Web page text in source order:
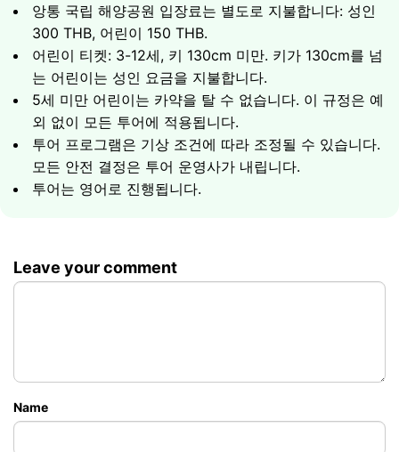
앙통 국립 해양공원 입장료는 별도로 지불합니다: 성인
300 THB, 어린이 150 THB.
어린이 티켓: 3-12세, 키 130cm 미만. 키가 130cm를 넘
는 어린이는 성인 요금을 지불합니다.
5세 미만 어린이는 카약을 탈 수 없습니다. 이 규정은 예
외 없이 모든 투어에 적용됩니다.
투어 프로그램은 기상 조건에 따라 조정될 수 있습니다.
모든 안전 결정은 투어 운영사가 내립니다.
투어는 영어로 진행됩니다.
Leave your comment
Name